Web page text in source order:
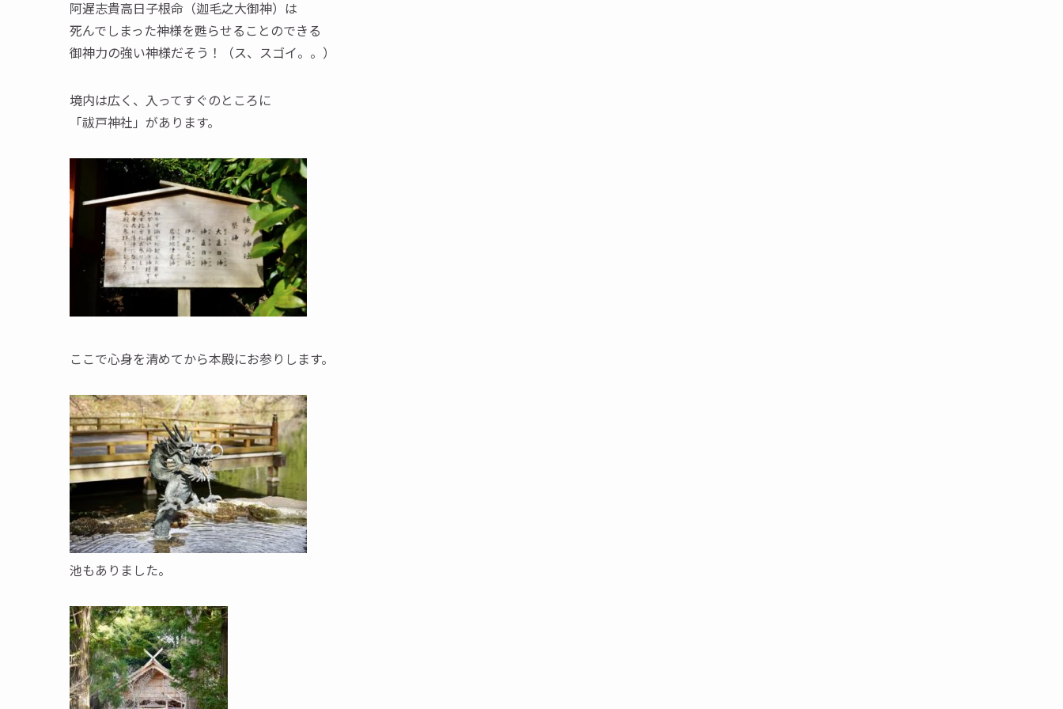
阿遅志貴高日子根命（迦毛之大御神）は
死んでしまった神様を甦らせることのできる
御神力の強い神様だそう！（ス、スゴイ。。）
境内は広く、入ってすぐのところに
「祓戸神社」があります。
ここで心身を清めてから本殿にお参りします。
池もありました。